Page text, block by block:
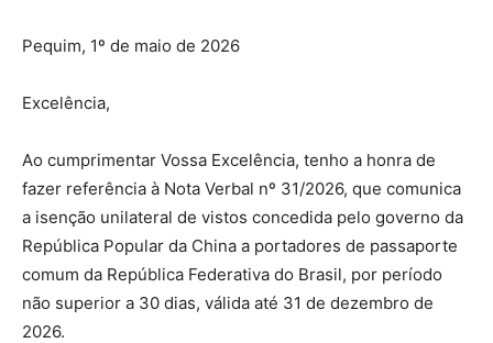
Pequim, 1º de maio de 2026
Excelência,
Ao cumprimentar Vossa Excelência, tenho a honra de
fazer referência à Nota Verbal nº 31/2026, que comunica
a isenção unilateral de vistos concedida pelo governo da
República Popular da China a portadores de passaporte
comum da República Federativa do Brasil, por período
não superior a 30 dias, válida até 31 de dezembro de
2026.